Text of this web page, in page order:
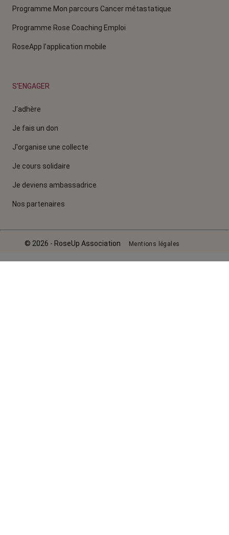
Programme Mon parcours Cancer métastatique
Programme Rose Coaching Emploi
RoseApp l’application mobile
S'ENGAGER
J'adhère
Je fais un don
J'organise une collecte
Je cours solidaire
Je deviens ambassadrice
Nos partenaires
© 2026 - RoseUp Association Mentions légales